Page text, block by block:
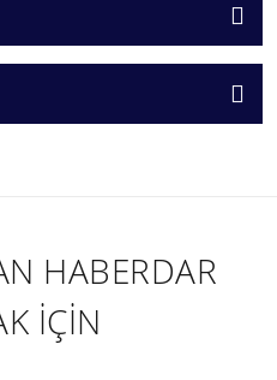
HABERDAR
İÇİN